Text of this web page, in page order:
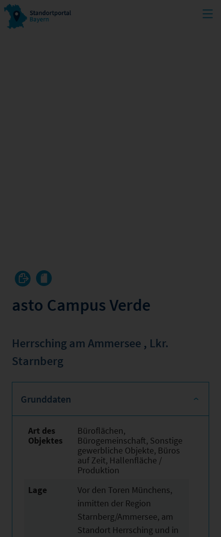
asto Campus Verde
Herrsching am Ammersee , Lkr.
Starnberg
Grunddaten
Art des
Objektes
Büroflächen,
Bürogemeinschaft, Sonstige
gewerbliche Objekte, Büros
auf Zeit, Hallenfläche /
Produktion
Lage
Vor den Toren Münchens,
inmitten der Region
Starnberg/Ammersee, am
Standort Herrsching und in